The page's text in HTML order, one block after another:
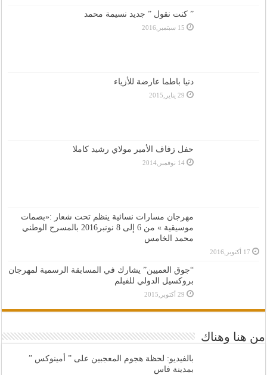
” كنت نقول ” جديد نسيمة محمد
15 سبتمبر,2016
دنيا باطما عارضة للأزياء
29 يناير,2015
حفل زفاف الأمير مولاي رشيد كاملا
14 نوفمبر,2014
مهرجان مسارات نسائية ينظم تحت شعار :«بصمات
موسيقية » من 6 إلى 8 نونبر2016 بالمسرح الوطني
محمد الخامس
17 أكتوبر,2016
“جوق العميين” يشارك في المسابقة الرسمية لمهرجان
بروكسيل الدولي للفيلم
29 أكتوبر,2015
من هنا وهناك
بالفيديو: لحظة هجوم المعجبين على ” أمينوكس ”
بمدينة فاس